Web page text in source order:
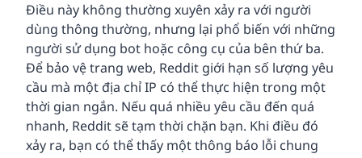
Điều này không thường xuyên xảy ra với người
dùng thông thường, nhưng lại phổ biến với những
người sử dụng bot hoặc công cụ của bên thứ ba.
Để bảo vệ trang web, Reddit giới hạn số lượng yêu
cầu mà một địa chỉ IP có thể thực hiện trong một
thời gian ngắn. Nếu quá nhiều yêu cầu đến quá
nhanh, Reddit sẽ tạm thời chặn bạn. Khi điều đó
xảy ra, bạn có thể thấy một thông báo lỗi chung